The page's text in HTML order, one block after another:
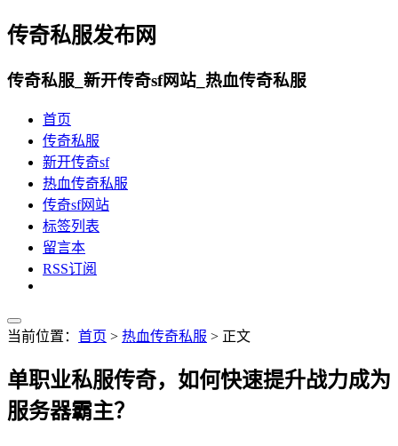
传奇私服发布网
传奇私服_新开传奇sf网站_热血传奇私服
首页
传奇私服
新开传奇sf
热血传奇私服
传奇sf网站
标签列表
留言本
RSS订阅
当前位置： 首页 > 热血传奇私服 > 正文
单职业私服传奇，如何快速提升战力成为
服务器霸主？